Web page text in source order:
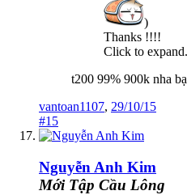
)
Thanks !!!!
Click to
t200 99% 900k nha
vantoan1107, 29/10/15
#15
Nguyễn Anh Kim
Mới Tập Cầu Lông